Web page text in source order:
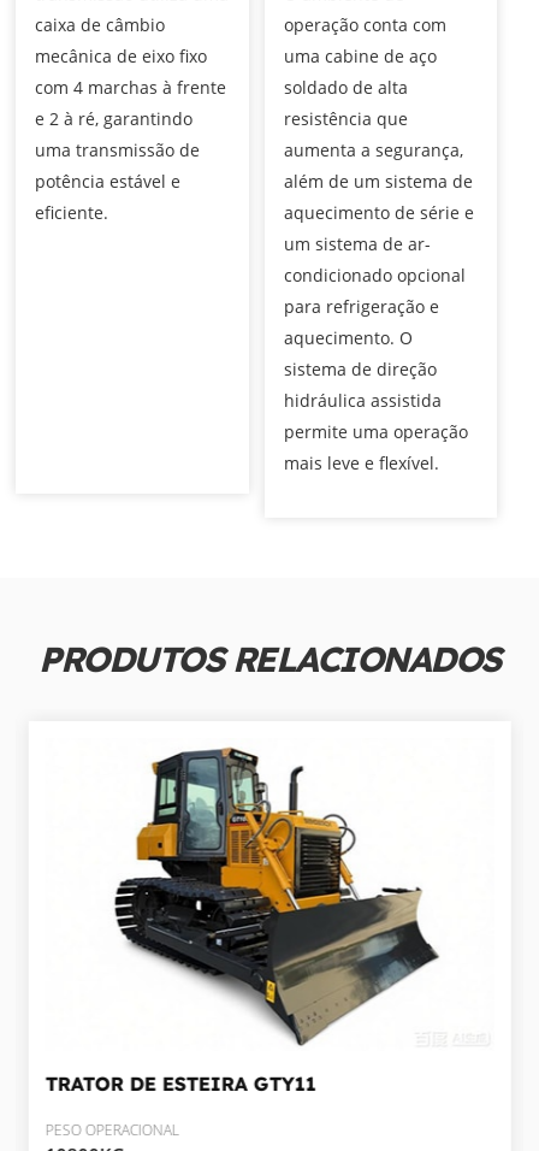
caixa de câmbio
mecânica de eixo fixo
com 4 marchas à frente
e 2 à ré, garantindo
uma transmissão de
potência estável e
eficiente.
operação conta com
uma cabine de aço
soldado de alta
resistência que
aumenta a segurança,
além de um sistema de
aquecimento de série e
um sistema de ar-
condicionado opcional
para refrigeração e
aquecimento. O
sistema de direção
hidráulica assistida
permite uma operação
mais leve e flexível.
PRODUTOS RELACIONADOS
TRATOR DE ESTEIRA GTY11
PESO OPERACIONAL